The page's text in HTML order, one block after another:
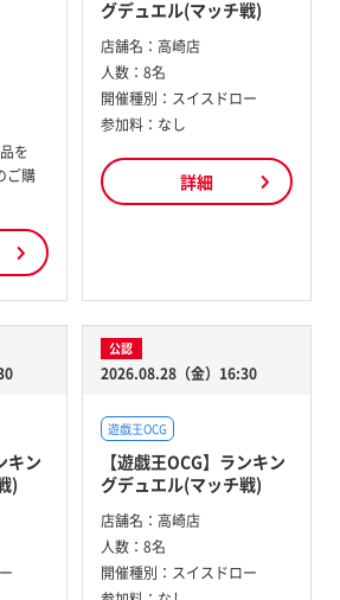
を
ご購
グデュエル(マッチ戦)
店舗名： 高崎店
人数： 8名
開催種別： スイスドロー
参加料： なし
詳細
キン
)
公認
2026.08.28（金）16:30
遊戯王OCG
【遊戯王OCG】ランキン
グデュエル(マッチ戦)
店舗名： 高崎店
人数： 8名
開催種別： スイスドロー